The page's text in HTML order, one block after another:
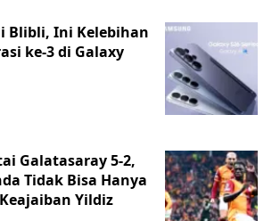
Blibli, Ini Kelebihan
ke-3 di Galaxy
Galatasaray 5-2,
Tidak Bisa Hanya
Yildiz